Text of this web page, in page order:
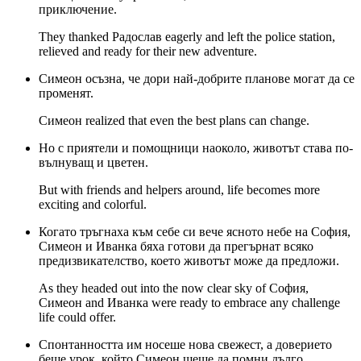
приключение.
They thanked Радослав eagerly and left the police station,
relieved and ready for their new adventure.
Симеон осъзна, че дори най-добрите планове могат да се
променят.
Симеон realized that even the best plans can change.
Но с приятели и помощници наоколо, животът става по-
вълнуващ и цветен.
But with friends and helpers around, life becomes more
exciting and colorful.
Когато тръгнаха към себе си вече ясното небе на София,
Симеон и Ивaнка бяха готови да прегърнат всяко
предизвикателство, което животът може да предложи.
As they headed out into the now clear sky of София,
Симеон and Ивaнка were ready to embrace any challenge
life could offer.
Спонтанността им носеше нова свежест, а доверието